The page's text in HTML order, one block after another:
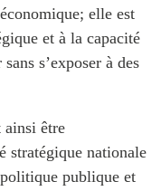
elle est
et à la capacité
s’exposer à des
ainsi être
stratégique nationale
publique et